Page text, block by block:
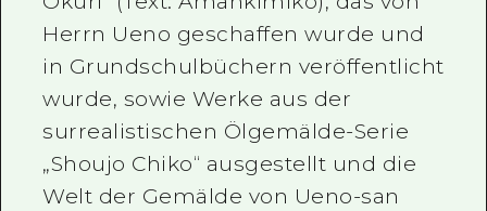
Herrn Ueno geschaffen wurde und
in Grundschulbüchern veröffentlicht
wurde, sowie Werke aus der
surrealistischen Ölgemälde-Serie
„Shoujo Chiko“ ausgestellt und die
Welt der Gemälde von Ueno-san